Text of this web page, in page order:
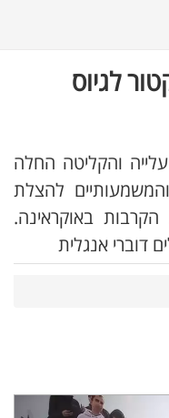
לגיוס
והקליטה החלה
להצלת
באוקראינה.
דוברי אנגלית